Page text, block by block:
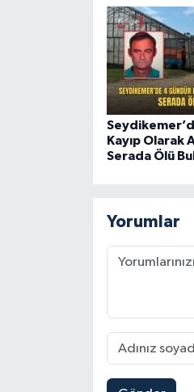
Kayıp Olarak
Serada Ölü
Yorumlar